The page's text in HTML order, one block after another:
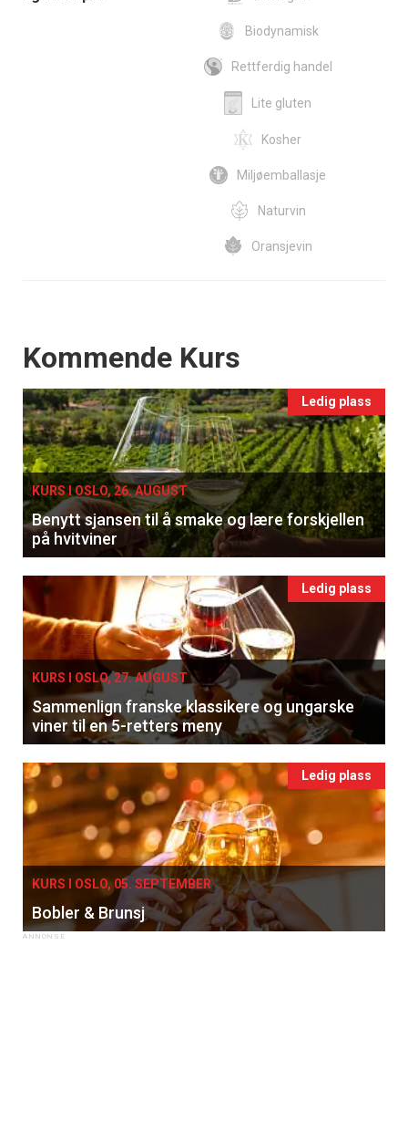
Biodynamisk
Rettferdig handel
Lite gluten
Kosher
Miljøemballasje
Naturvin
Oransjevin
Events
Kommende Kurs
Ledig plass
KURS I OSLO, 26. AUGUST
Benytt sjansen til å smake og lære forskjellen
på hvitviner
Ledig plass
KURS I OSLO, 27. AUGUST
Sammenlign franske klassikere og ungarske
viner til en 5-retters meny
Ledig plass
KURS I OSLO, 05. SEPTEMBER
Bobler & Brunsj